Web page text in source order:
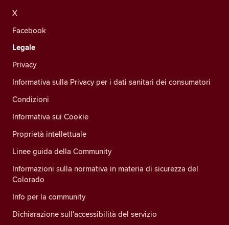
X
Facebook
Legale
Privacy
Informativa sulla Privacy per i dati sanitari dei consumatori
Condizioni
Informativa sui Cookie
Proprietà intellettuale
Linee guida della Community
Informazioni sulla normativa in materia di sicurezza del
Colorado
Info per la community
Dichiarazione sull'accessibilità del servizio